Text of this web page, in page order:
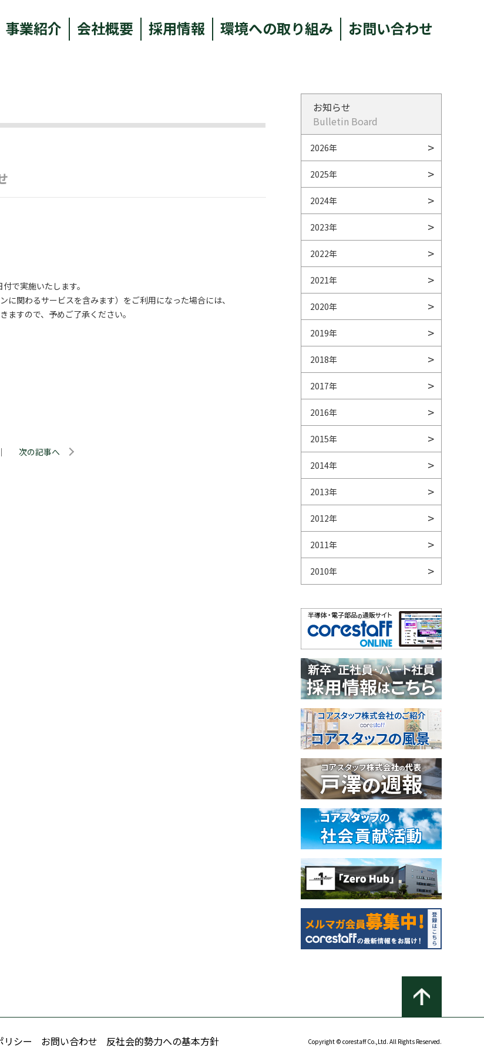
事業紹介 会社概要 採用情報 環境への取り組み お問い合わせ
で実施いたします。
関わるサービスを含みます）をご利用になった場合には、
すので、予めご了承ください。
｜ 次の記事へ
お知らせ
Bulletin Board
2026年
2025年
2024年
2023年
2022年
2021年
2020年
2019年
2018年
2017年
2016年
2015年
2014年
2013年
2012年
2011年
2010年
リシー お問い合わせ 反社会的勢力への基本方針 Copyright © corestaff Co.,Ltd. All Rights Reserved.